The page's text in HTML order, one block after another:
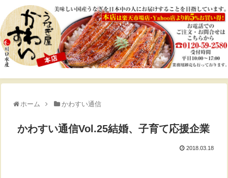
ホーム かわすい通信
かわすい通信Vol.25結婚、子育て応援企業
2018.03.18